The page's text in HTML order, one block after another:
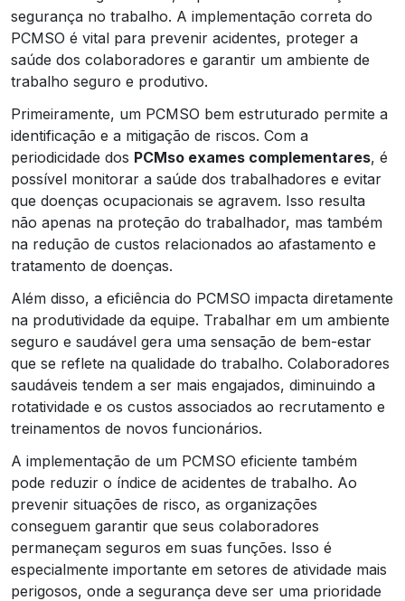
segurança no trabalho. A implementação correta do
PCMSO é vital para prevenir acidentes, proteger a
saúde dos colaboradores e garantir um ambiente de
trabalho seguro e produtivo.
Primeiramente, um PCMSO bem estruturado permite a
identificação e a mitigação de riscos. Com a
periodicidade dos PCMso exames complementares, é
possível monitorar a saúde dos trabalhadores e evitar
que doenças ocupacionais se agravem. Isso resulta
não apenas na proteção do trabalhador, mas também
na redução de custos relacionados ao afastamento e
tratamento de doenças.
Além disso, a eficiência do PCMSO impacta diretamente
na produtividade da equipe. Trabalhar em um ambiente
seguro e saudável gera uma sensação de bem-estar
que se reflete na qualidade do trabalho. Colaboradores
saudáveis tendem a ser mais engajados, diminuindo a
rotatividade e os custos associados ao recrutamento e
treinamentos de novos funcionários.
A implementação de um PCMSO eficiente também
pode reduzir o índice de acidentes de trabalho. Ao
prevenir situações de risco, as organizações
conseguem garantir que seus colaboradores
permaneçam seguros em suas funções. Isso é
especialmente importante em setores de atividade mais
perigosos, onde a segurança deve ser uma prioridade